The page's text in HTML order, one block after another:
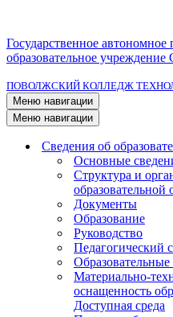
Государственное автономное
образовательное учреждение
ПОВОЛЖСКИЙ КОЛЛЕДЖ
Меню навигации
Меню навигации
Сведения об
Основные
Структура и
образовательной
Документы
Образование
Руководство
Педагогический
Материально-
оснащенность
Доступная среда